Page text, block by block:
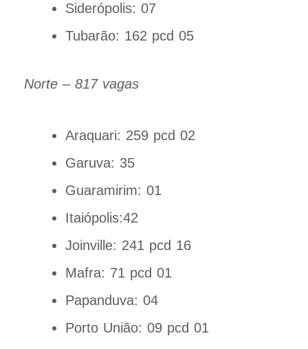
Siderópolis: 07
Tubarão: 162 pcd 05
Norte – 817 vagas
Araquari: 259 pcd 02
Garuva: 35
Guaramirim: 01
Itaiópolis:42
Joinville: 241 pcd 16
Mafra: 71 pcd 01
Papanduva: 04
Porto União: 09 pcd 01